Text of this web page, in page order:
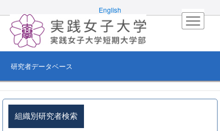
English
研究者データベース
組織別研究者検索